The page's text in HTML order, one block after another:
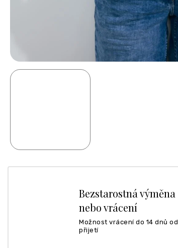
Bezstarostná výměna
nebo vrácení
Možnost vrácení do 14 dnů od
přijetí